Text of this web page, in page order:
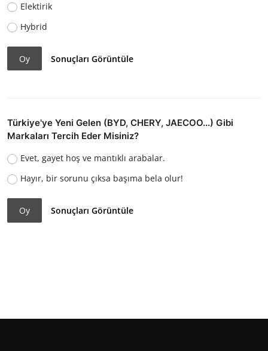
Elektirik
Hybrid
Oy Sonuçları Görüntüle
Türkiye'ye Yeni Gelen (BYD, CHERY, JAECOO...) Gibi
Markaları Tercih Eder Misiniz?
Evet, gayet hoş ve mantıklı arabalar.
Hayır, bir sorunu çıksa başıma bela olur!
Oy Sonuçları Görüntüle